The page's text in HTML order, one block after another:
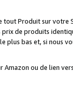
tout Produit sur
de produits
plus bas et, si nous
Amazon ou de lien